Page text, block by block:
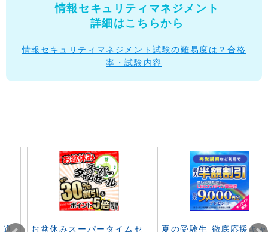
情報セキュリティマネジメント
詳細はこちらから
情報セキュリティマネジメント試験の難易度は？合格
率・試験内容
進
お盆休みスーパータイムセ
夏の受験生 徹底応援キ